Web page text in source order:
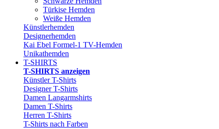
Türkise Hemden
Weiße Hemden
Künstlerhemden
Designerhemden
Kai Ebel Formel-1 TV-Hemden
Unikathemden
T-SHIRTS
T-SHIRTS anzeigen
Künstler T-Shirts
Designer T-Shirts
Damen Langarmshirts
Damen T-Shirts
Herren T-Shirts
T-Shirts nach Farben